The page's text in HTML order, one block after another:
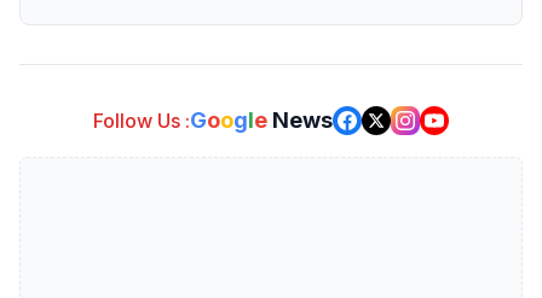
Follow Us :Google News